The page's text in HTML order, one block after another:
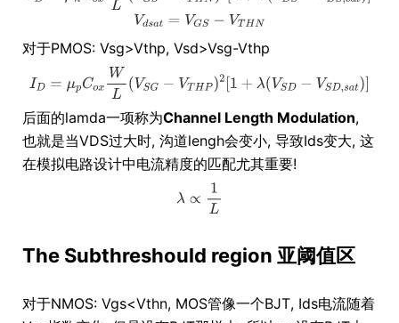
对于PMOS: Vsg>Vthp, Vsd>Vsg-Vthp
后面的lamda一项称为Channel Length Modulation,
也就是当VDS过大时, 沟道lengh会变小, 导致Ids变大, 这
在模拟电路设计中电流精度的匹配尤其重要!
The Subthreshould region 亚阈值区
对于NMOS: Vgs<Vthn, MOS管像一个BJT, Ids电流随着